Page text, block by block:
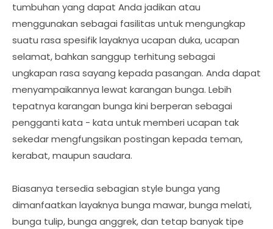
tumbuhan yang dapat Anda jadikan atau
menggunakan sebagai fasilitas untuk mengungkap
suatu rasa spesifik layaknya ucapan duka, ucapan
selamat, bahkan sanggup terhitung sebagai
ungkapan rasa sayang kepada pasangan. Anda dapat
menyampaikannya lewat karangan bunga. Lebih
tepatnya karangan bunga kini berperan sebagai
pengganti kata - kata untuk memberi ucapan tak
sekedar mengfungsikan postingan kepada teman,
kerabat, maupun saudara.
Biasanya tersedia sebagian style bunga yang
dimanfaatkan layaknya bunga mawar, bunga melati,
bunga tulip, bunga anggrek, dan tetap banyak tipe